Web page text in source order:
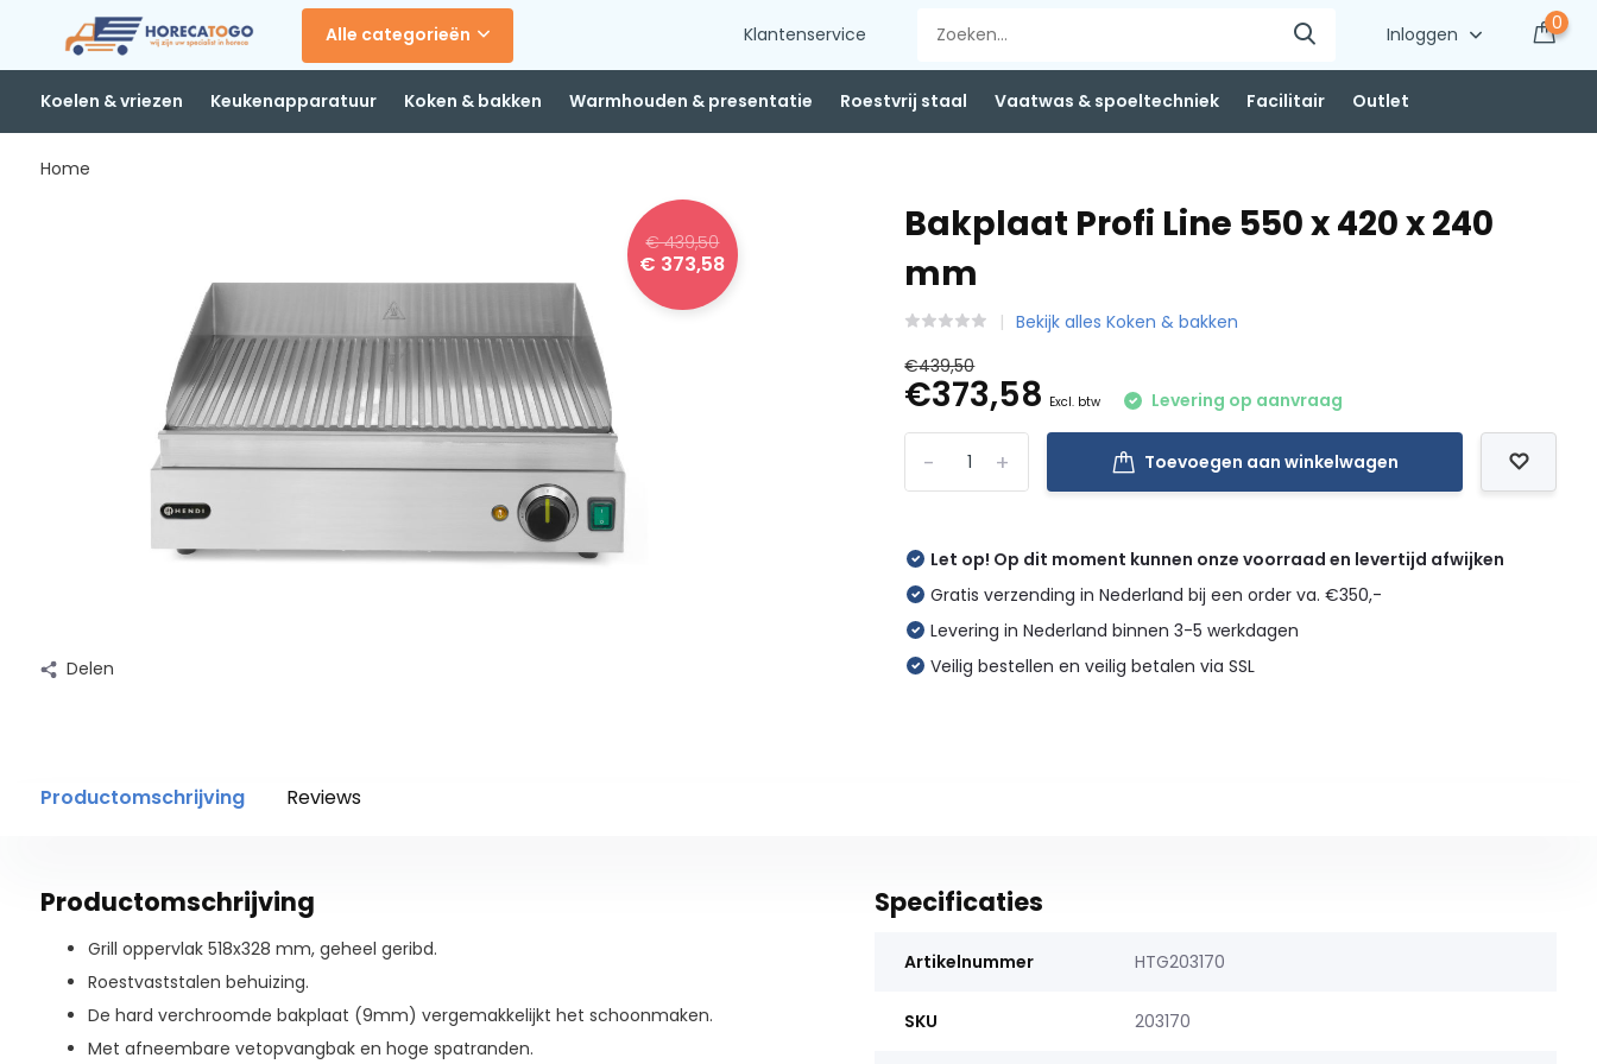
Alle categorieën Klantenservice Inloggen
0
Koelen & vriezen Keukenapparatuur Koken & bakken Warmhouden & presentatie Roestvrij staal Vaatwas & spoeltechniek Facilitair Outlet
Home
€ 439,50
€ 373,58
Delen
Bakplaat Profi Line 550 x 420 x 240
mm
Bekijk alles Koken & bakken
€439,50
€373,58 Excl. btw Levering op aanvraag
+
- Toevoegen aan winkelwagen
Let op! Op dit moment kunnen onze voorraad en levertijd afwijken
Gratis verzending in Nederland bij een order va. €350,-
Levering in Nederland binnen 3-5 werkdagen
Veilig bestellen en veilig betalen via SSL
Productomschrijving Reviews
Productomschrijving
Grill oppervlak 518x328 mm, geheel geribd.
Roestvaststalen behuizing.
De hard verchroomde bakplaat (9mm) vergemakkelijkt het schoonmaken.
Met afneembare vetopvangbak en hoge spatranden.
Specificaties
Artikelnummer HTG203170
SKU 203170